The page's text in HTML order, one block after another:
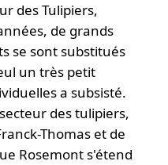
des Tulipiers,
de grands
se sont substitués
un très petit
a subsisté.
des tulipiers,
Thomas et de
Rosemont s'étend